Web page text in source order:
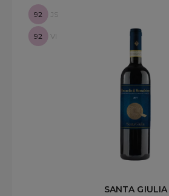
92 JS
92 VI
SANTA GIULIA